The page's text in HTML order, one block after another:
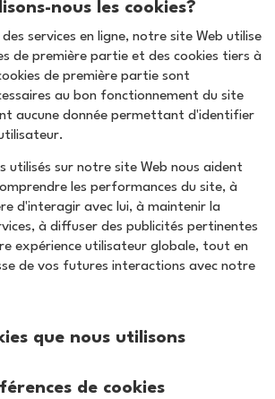
nous les cookies?
services en ligne, notre site Web utilise
de première partie et des cookies tiers à
de première partie sont
au bon fonctionnement du site
aucune donnée permettant d'identifier
utilisés sur notre site Web nous aident
les performances du site, à
d'interagir avec lui, à maintenir la
à diffuser des publicités pertinentes
expérience utilisateur globale, tout en
de vos futures interactions avec notre
que nous utilisons
de cookies